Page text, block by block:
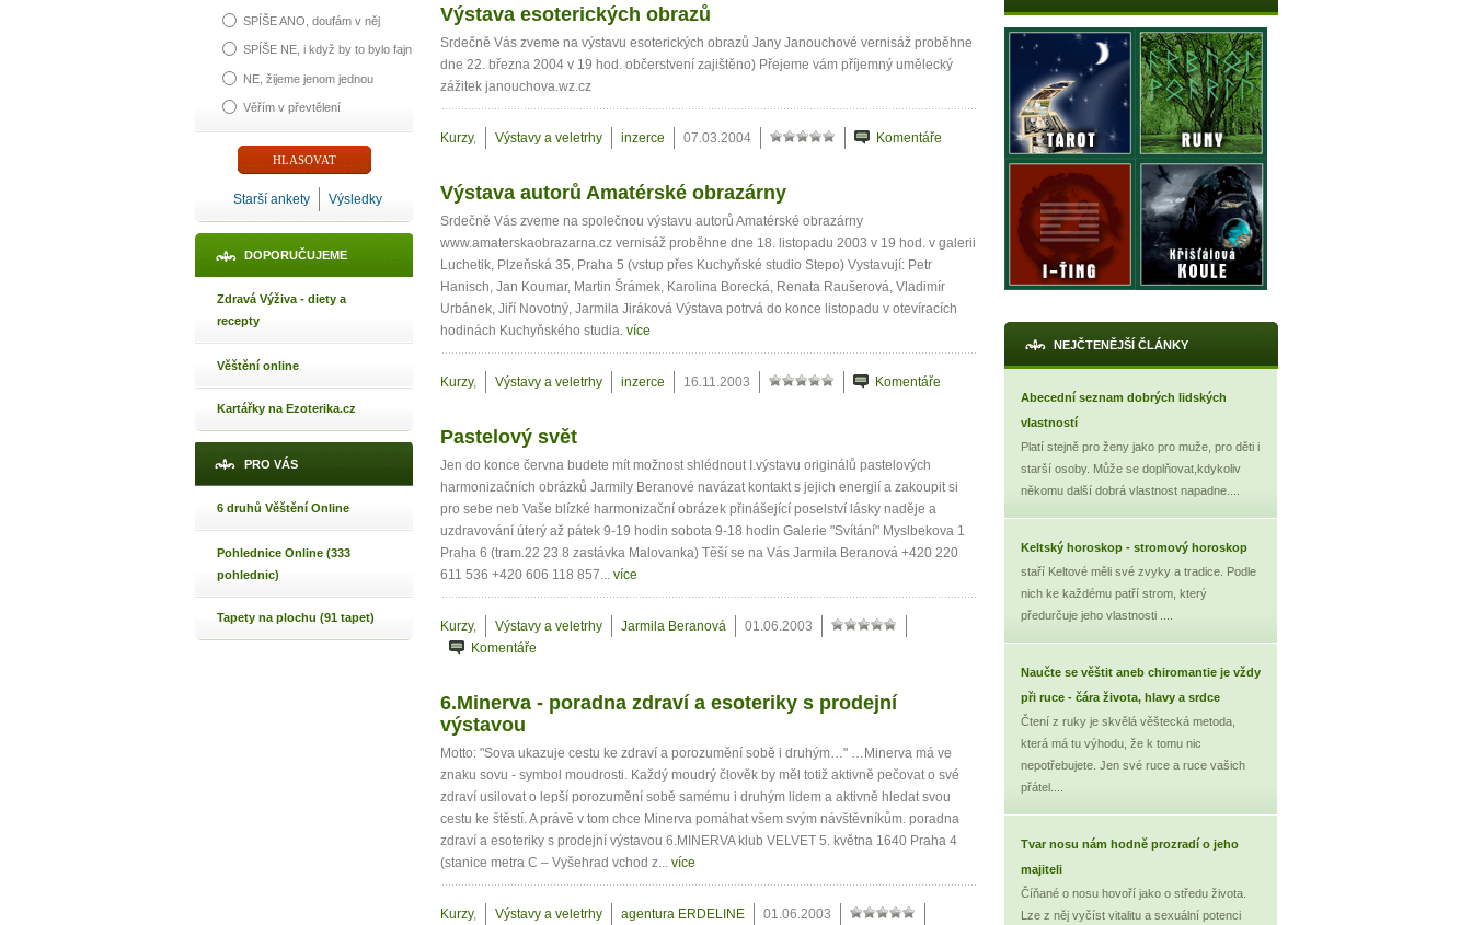
SPÍŠE ANO, doufám v něj
SPÍŠE NE, i když by to bylo fajn
NE, žijeme jenom jednou
Věřím v převtělení
Starší ankety Výsledky
DOPORUČUJEME
Zdravá Výživa - diety a
recepty
Věštění online
Kartářky na Ezoterika.cz
PRO VÁS
6 druhů Věštění Online
Pohlednice Online (333
pohlednic)
Tapety na plochu (91 tapet)
Výstava esoterických obrazů
Srdečně Vás zveme na výstavu esoterických obrazů Jany Janouchové vernisáž proběhne
dne 22. března 2004 v 19 hod. občerstvení zajištěno) Přejeme vám příjemný umělecký
zážitek janouchova.wz.cz
Kurzy, Výstavy a veletrhy inzerce 07.03.2004 Komentáře
Výstava autorů Amatérské obrazárny
Srdečně Vás zveme na společnou výstavu autorů Amatérské obrazárny
www.amaterskaobrazarna.cz vernisáž proběhne dne 18. listopadu 2003 v 19 hod. v galerii
Luchetik, Plzeňská 35, Praha 5 (vstup přes Kuchyňské studio Stepo) Vystavují: Petr
Hanisch, Jan Koumar, Martin Šrámek, Karolina Borecká, Renata Raušerová, Vladimír
Urbánek, Jiří Novotný, Jarmila Jiráková Výstava potrvá do konce listopadu v otevíracích
hodinách Kuchyňského studia. více
Kurzy, Výstavy a veletrhy inzerce 16.11.2003 Komentáře
Pastelový svět
Jen do konce června budete mít možnost shlédnout I.výstavu originálů pastelových
harmonizačních obrázků Jarmily Beranové navázat kontakt s jejich energií a zakoupit si
pro sebe neb Vaše blízké harmonizační obrázek přinášející poselství lásky naděje a
uzdravování úterý až pátek 9-19 hodin sobota 9-18 hodin Galerie "Svítání" Myslbekova 1
Praha 6 (tram.22 23 8 zastávka Malovanka) Těší se na Vás Jarmila Beranová +420 220
611 536 +420 606 118 857... více
Kurzy, Výstavy a veletrhy Jarmila Beranová
01.06.2003
Komentáře
6.Minerva - poradna zdraví a esoteriky s prodejní
výstavou
Motto: "Sova ukazuje cestu ke zdraví a porozumění sobě i druhým…" …Minerva má ve
znaku sovu - symbol moudrosti. Každý moudrý člověk by měl totiž aktivně pečovat o své
zdraví usilovat o lepší porozumění sobě samému i druhým lidem a aktivně hledat svou
cestu ke štěstí. A právě v tom chce Minerva pomáhat všem svým návštěvníkům. poradna
zdraví a esoteriky s prodejní výstavou 6.MINERVA klub VELVET 5. května 1640 Praha 4
(stanice metra C – Vyšehrad vchod z... více
Kurzy, Výstavy a veletrhy agentura ERDELINE
01.06.2003
NEJČTENĚJŠÍ ČLÁNKY
Abecední seznam dobrých lidských
vlastností
Platí stejně pro ženy jako pro muže, pro děti i
starší osoby. Může se doplňovat,kdykoliv
někomu další dobrá vlastnost napadne....
Keltský horoskop - stromový horoskop
staří Keltové měli své zvyky a tradice. Podle
nich ke každému patří strom, který
předurčuje jeho vlastnosti ....
Naučte se věštit aneb chiromantie je vždy
při ruce - čára života, hlavy a srdce
Čtení z ruky je skvělá věštecká metoda,
která má tu výhodu, že k tomu nic
nepotřebujete. Jen své ruce a ruce vašich
přátel....
Tvar nosu nám hodně prozradí o jeho
majiteli
Číňané o nosu hovoří jako o středu života.
Lze z něj vyčíst vitalitu a sexuální potenci